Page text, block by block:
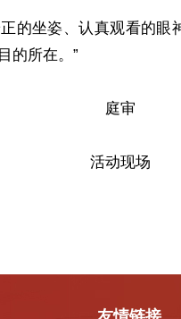
坐姿、认真观看的
的所在。”
庭审
活动现场